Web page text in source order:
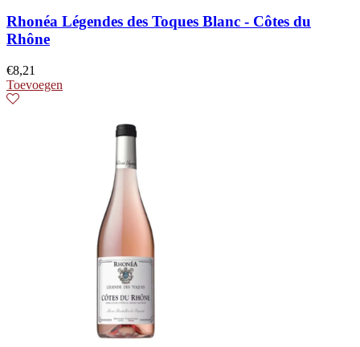
Rhonéa Légendes des Toques Blanc - Côtes du
Rhône
€8,21
Toevoegen